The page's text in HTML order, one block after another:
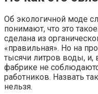
Об экологичной моде
понимают, что это
сделана из
«правильная». Но на
тысячи литров воды,
фабрике не
работников. Назвать
нельзя.